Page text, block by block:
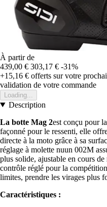
À partir de
439,00 € 303,17 € -31%
+15,16 € offerts sur votre
validation de votre commande
Loading...
Description
La botte Mag 2est conçu pour
façonné pour le ressenti, elle
directe à la moto grâce à sa
réglage à molette nuun 002M
plus solide, ajustable en cours
contrôle réglé pour la
limites, prendre les virages plus
Caractéristiques :